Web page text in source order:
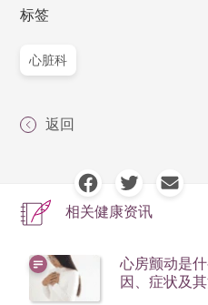
究其原因，是因为脑部静脉
这令治疗陷入两难，如果继
血药会令中风风险飚升：遂
半年跟进，情况良好，现只
血液有可能凝固。当血块形
病史和心瓣问题等）愈多，
是，如果病人因为脑部或肠
来预防。不过，这手术目前
房颤动及不宜服用抗凝血药
医生会由大腿内侧股静脉伸
止血液在此处停留并凝固成
封堵器属永久性的，不会产
认证，选用哪一款主要视乎
宽度等，但有些病人是两款
用的病人只占少数，但身为
法可供病人选择。
标签
心脏科
返回
相关健康资讯
心房颤动是
因、症状及